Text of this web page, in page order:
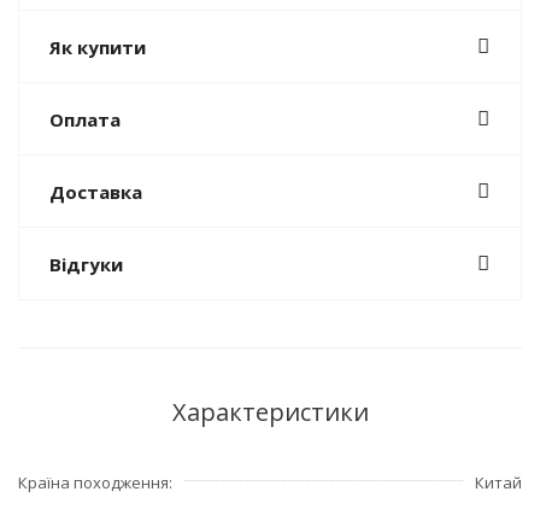
Як купити
Оплата
Доставка
Відгуки
Характеристики
Країна походження
Китай